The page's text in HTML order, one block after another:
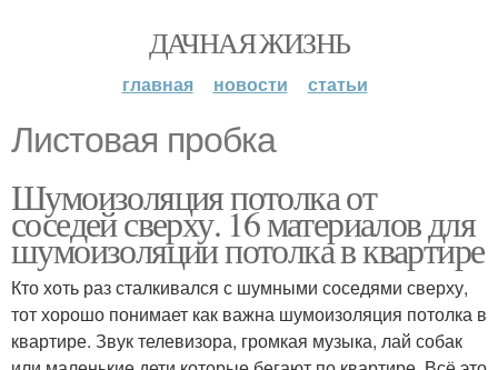
ДАЧНАЯ ЖИЗНЬ
главная новости статьи
Листовая пробка
Шумоизоляция потолка от
соседей сверху. 16 материалов для
шумоизоляции потолка в квартире
Кто хоть раз сталкивался с шумными соседями сверху,
тот хорошо понимает как важна шумоизоляция потолка в
квартире. Звук телевизора, громкая музыка, лай собак